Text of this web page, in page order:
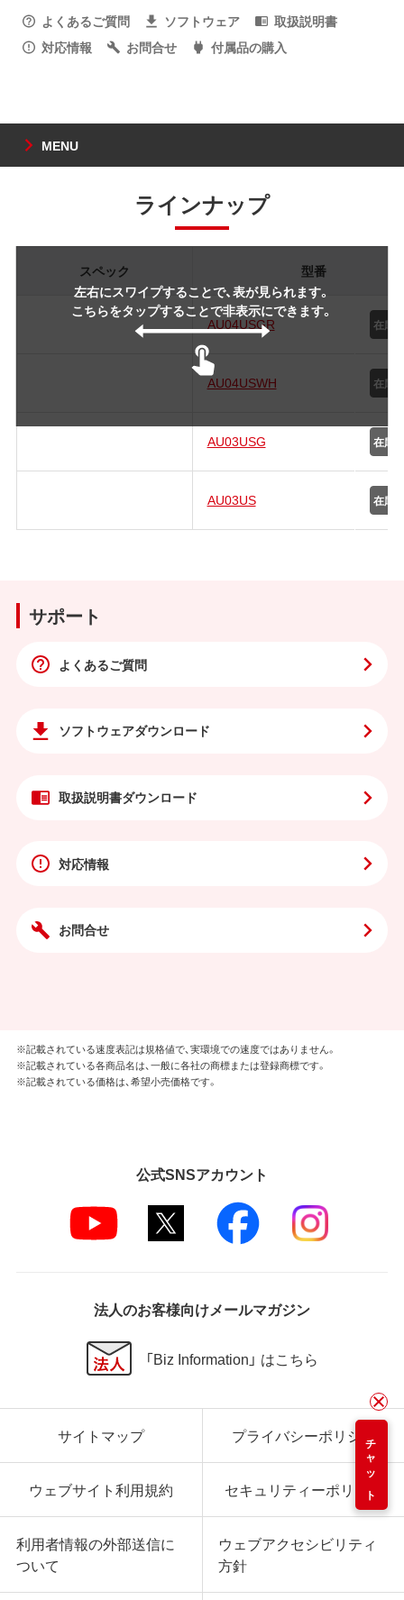
よくあるご質問
ソフトウェア
取扱説明書
対応情報
お問合せ 付属品の購入
MENU
ラインナップ
左右にスワイプすることで、表が見られます。
こちらをタップすることで非表示にできます。
スペック 型番
AU04USGR
AU04USWH
AU03USG
AU03US
サポート
よくあるご質問
ソフトウェアダウンロード
取扱説明書ダウンロード
対応情報
お問合せ
チャット
※記載されている速度表記は規格値で、実環境での速度ではありません。
※記載されている各商品名は、一般に各社の商標または登録商標です。
※記載されている価格は、希望小売価格です。
公式SNSアカウント
法人のお客様向けメールマガジン
「Biz Information」 はこちら
サイトマップ プライバシーポリシー
ウェブサイト利用規約 セキュリティーポリシー
利用者情報の外部送信に
ついて
ウェブアクセシビリティ
方針